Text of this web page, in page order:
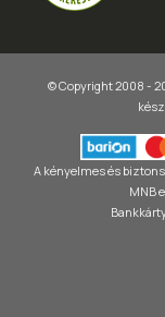
© Copyright 2008 -
A kényelmes és
MNB